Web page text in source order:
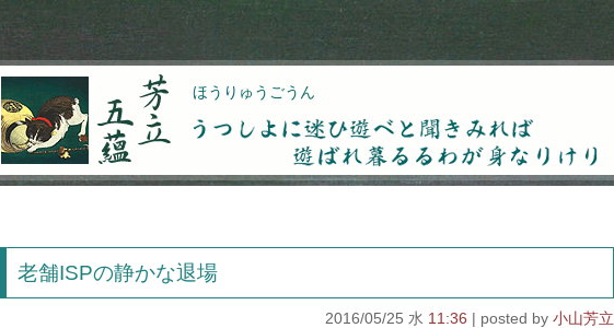
芳立五蘊 ほうりゅうごうん
うつしよに迷ひ遊べと聞きみれば遊ばれ暮るるわが
老舗ISPの静かな退場
2016/05/25 水 11:36 小山芳立